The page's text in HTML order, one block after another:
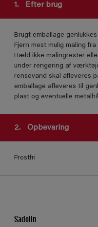
1. Efter brug
Brugt emballage
Fjern mest mulig maling
Hæld ikke malingrester
under rengøring af
rensevand skal afleveres
emballage afleveres til
plast og eventuelle
2. Opbevaring
Frostfri
Sadolin